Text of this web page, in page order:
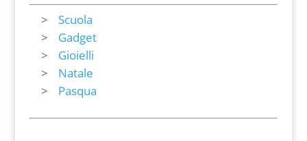
Scuola
Gadget
Gioielli
Natale
Pasqua